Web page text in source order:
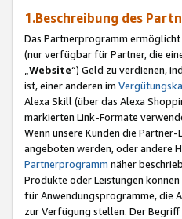
1.Beschreibung des
Das Partnerprogramm
(nur verfügbar für Partner, die
Website“) Geld zu verdienen,
ist, einer anderen im
Alexa Skill (über das Alexa
markierten Link-Formate
Wenn unsere Kunden die
angeboten werden, oder andere
Partnerprogramm näher
Produkte oder Leistungen
für Anwendungsprogramme, die
zur Verfügung stellen. Der